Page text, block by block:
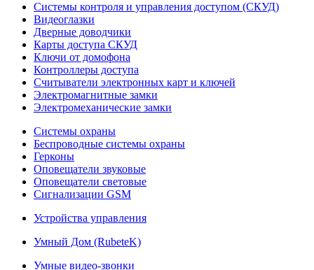
Системы контроля и управления доступом (СКУД)
Видеоглазки
Дверные доводчики
Карты доступа СКУД
Ключи от домофона
Контроллеры доступа
Считыватели электронных карт и ключей
Электромагнитные замки
Электромеханические замки
Системы охраны
Беспроводные системы охраны
Герконы
Оповещатели звуковые
Оповещатели световые
Сигнализации GSM
Устройства управления
Умный Дом (RubeteK)
Умные видео-звонки